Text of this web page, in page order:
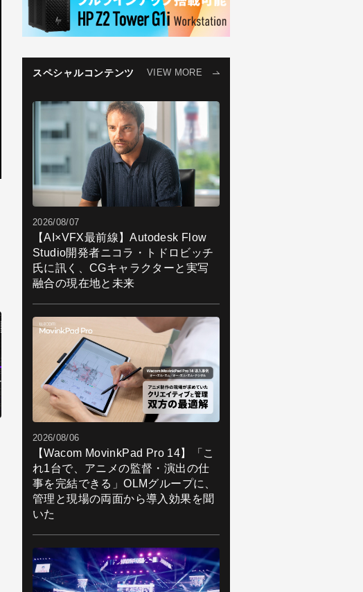
スペシャルコンテンツ VIEW MORE
2026/08/07
【AI×VFX最前線】Autodesk Flow
Studio開発者ニコラ・トドロビッチ
氏に訊く、CGキャラクターと実写
融合の現在地と未来
2026/08/06
【Wacom MovinkPad Pro 14】「こ
れ1台で、アニメの監督・演出の仕
事を完結できる」OLMグループに、
管理と現場の両面から導入効果を聞
いた